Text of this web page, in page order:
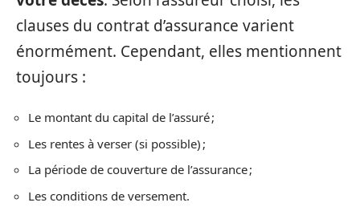
clauses du contrat d’assurance varient
énormément. Cependant, elles mentionnent
toujours :
Le montant du capital de l’assuré ;
Les rentes à verser (si possible) ;
La période de couverture de l’assurance ;
Les conditions de versement.